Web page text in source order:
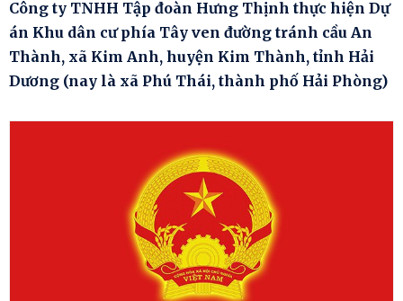
Công ty TNHH Tập đoàn Hưng Thịnh thực hiện Dự
án Khu dân cư phía Tây ven đường tránh cầu An
Thành, xã Kim Anh, huyện Kim Thành, tỉnh Hải
Dương (nay là xã Phú Thái, thành phố Hải Phòng)